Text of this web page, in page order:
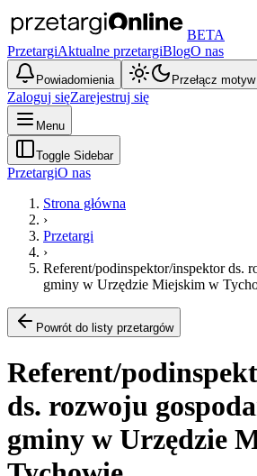
BETA
PrzetargiAktualne przetargiBlogO nas
Powiadomienia Przełącz motyw
Zaloguj sięZarejestruj się
Menu
Toggle Sidebar
PrzetargiO nas
Strona główna
›
Przetargi
›
Referent/podinspektor/inspektor ds.
gminy w Urzędzie Miejskim w
Powrót do listy przetargów
Referent/
ds. rozwoju
gminy w Urzędzie